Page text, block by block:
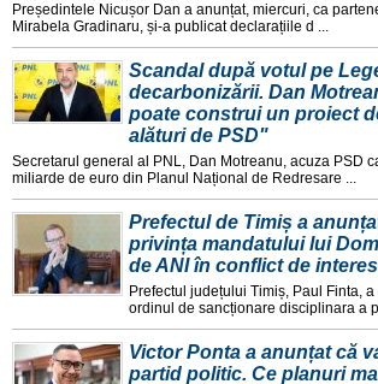
Președintele Nicușor Dan a anunțat, miercuri, ca
Mirabela Gradinaru, și-a publicat declarațiile d ...
Scandal după votul pe
decarbonizării. Dan
poate construi un proiect
alături de PSD"
Secretarul general al PNL, Dan Motreanu, acuza PSD
miliarde de euro din Planul Național de Redresare ...
Prefectul de Timiș a
privința mandatului lui
de ANI în conflict de
Prefectul județului Timiș, Paul Finta,
ordinul de sancționare disciplinara a
Victor Ponta a anunțat că
partid politic. Ce planuri